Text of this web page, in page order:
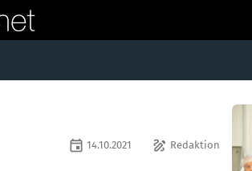
draw Redaktion
event 14.10.2021